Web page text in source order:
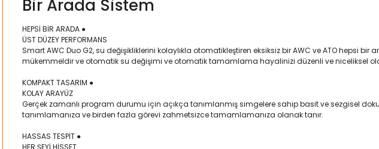
Bir Arada Sistem
HEPSİ BİR ARADA ●
ÜST DÜZEY PERFORMANS
Smart AWC Duo G2, su değişikliklerini kolaylıkla otomatikleştiren eksiksiz bir AWC ve ATO hepsi
mükemmeldir ve otomatik su değişimi ve otomatik tamamlama hayalinizi düzenli ve niceliksel
KOMPAKT TASARIM ●
KOLAY ARAYÜZ
Gerçek zamanlı program durumu için açıkça tanımlanmış simgelere sahip basit ve sezgisel
tanımlamanıza ve birden fazla görevi zahmetsizce tamamlamanıza olanak tanır.
HASSAS TESPİT ●
HER ŞEYİ HİSSET